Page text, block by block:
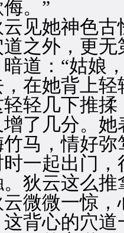
。”
她神色古怪
之外，更
道：“姑娘
，在她背上
几下推揉
了几分。
马，情好
时一起出门
狄云这么
微一惊，
这背心的穴